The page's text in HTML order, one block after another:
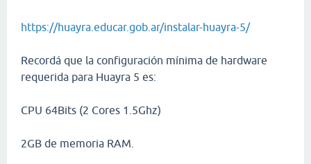
https://huayra.educar.gob.ar/instalar-huayra-5/
Recordá que la configuración mínima de hardware
requerida para Huayra 5 es:
CPU 64Bits (2 Cores 1.5Ghz)
2GB de memoria RAM.